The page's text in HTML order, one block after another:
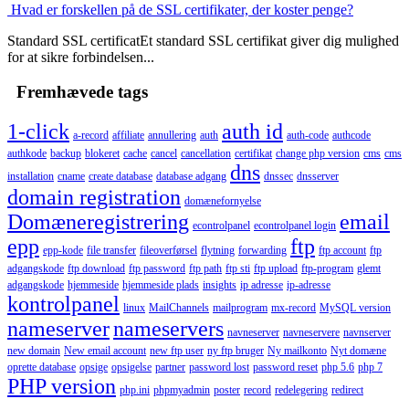
Hvad er forskellen på de SSL certifikater, der koster penge?
Standard SSL certificatEt standard SSL certifikat giver dig mulighed
for at sikre forbindelsen...
Fremhævede tags
1-click a-record affiliate annullering auth auth id auth-code authcode
authkode backup blokeret cache cancel cancellation certifikat change php version cms cms
installation cname create database database adgang dns dnssec dnsserver
domain registration domænefornyelse
Domæneregistrering econtrolpanel econtrolpanel login email
epp epp-kode file transfer fileoverførsel flytning forwarding ftp ftp account ftp
adgangskode ftp download ftp password ftp path ftp sti ftp upload ftp-program glemt
adgangskode hjemmeside hjemmeside plads insights ip adresse ip-adresse
kontrolpanel linux MailChannels mailprogram mx-record MySQL version
nameservernameservers navneserver navneservere navnserver
new domain New email account new ftp user ny ftp bruger Ny mailkonto Nyt domæne
oprette database opsige opsigelse partner password lost password reset php 5.6 php 7
PHP version php.ini phpmyadmin poster record redelegering redirect